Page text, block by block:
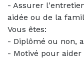
- Assurer
aidée ou de la
Vous êtes:
- Diplômé ou non,
- Motivé pour aider